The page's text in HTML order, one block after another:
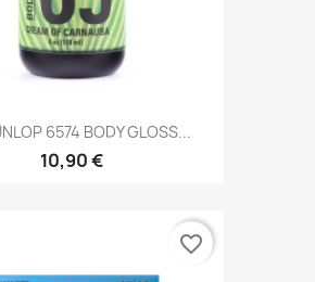
6574 BODY GLOSS...
10,90 €
favorite_border